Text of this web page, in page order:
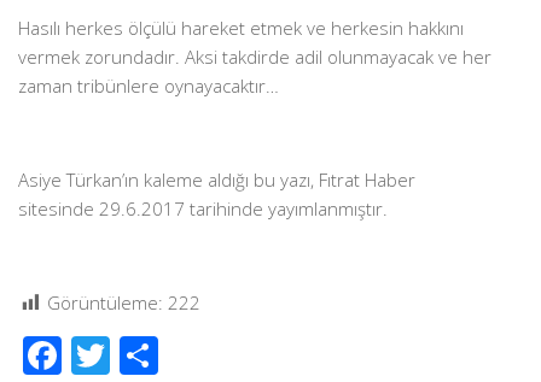
Hasılı herkes ölçülü hareket etmek ve herkesin hakkını
vermek zorundadır. Aksi takdirde adil olunmayacak ve her
zaman tribünlere oynayacaktır…
Asiye Türkan’ın kaleme aldığı bu yazı, Fıtrat Haber
sitesinde 29.6.2017 tarihinde yayımlanmıştır.
Görüntüleme: 222
Facebook
Twitter